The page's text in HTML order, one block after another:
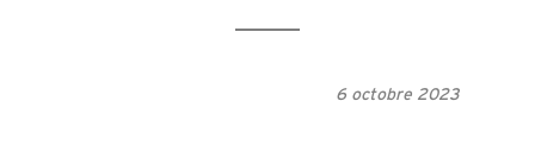
6 octobre 2023